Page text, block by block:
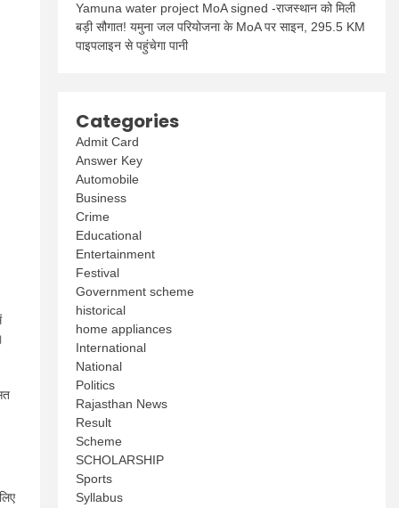
Yamuna water project MoA signed -राजस्थान को मिली
बड़ी सौगात! यमुना जल परियोजना के MoA पर साइन, 295.5 KM
पाइपलाइन से पहुंचेगा पानी
Categories
Admit Card
Answer Key
Automobile
Business
Crime
Educational
Entertainment
Festival
Government scheme
historical
home appliances
International
National
Politics
Rajasthan News
Result
Scheme
SCHOLARSHIP
Sports
Syllabus